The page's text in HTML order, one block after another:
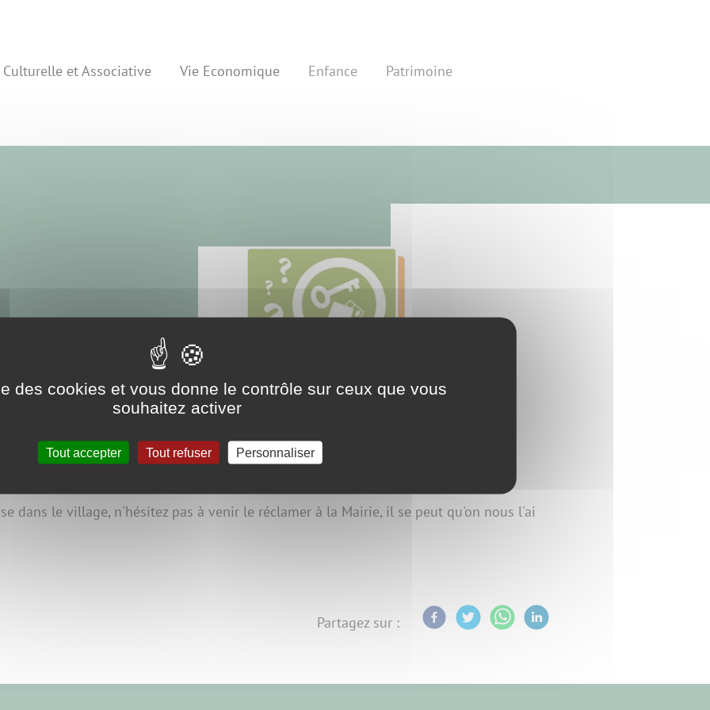
Culturelle et Associative Vie Economique Enfance Patrimoine
dans le village, n'hésitez pas à venir le réclamer à la Mairie, il se peut qu'on nous l'ai
Partagez sur :
des cookies et vous donne le contrôle sur ceux que vous
souhaitez activer
Tout accepter Tout refuser Personnaliser